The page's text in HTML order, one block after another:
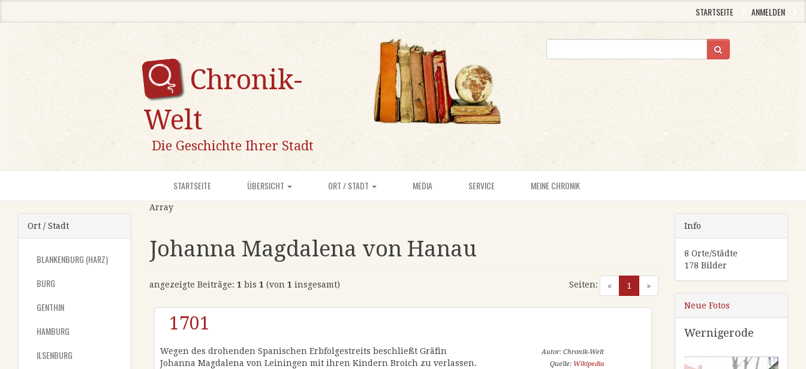
STARTSEITE ANMELDEN
Chronik-
Welt
Die Geschichte Ihrer Stadt
STARTSEITE ÜBERSICHT ORT / STADT MEDIA SERVICE MEINE CHRONIK
Array
Johanna Magdalena von Hanau
angezeigte Beiträge: 1 bis 1 (von 1 insgesamt) « 1 (current)
»
Seiten:
1701
Wegen des drohenden Spanischen Erbfolgestreits beschließt Gräfin
Johanna Magdalena von Leiningen mit ihren Kindern Broich zu verlassen.
Autor: Chronik-Welt
Quelle: Wikipedia
Ort / Stadt
BLANKENBURG (HARZ)
BURG
GENTHIN
HAMBURG
ILSENBURG
Info
8 Orte/Städte
178 Bilder
Neue Fotos
Wernigerode